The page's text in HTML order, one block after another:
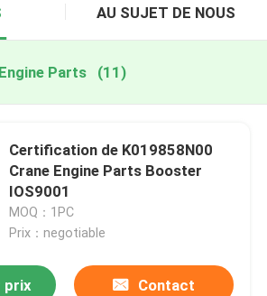
AU SUJET DE NOUS
Parts (11)
Certification de K019858N00
Crane Engine Parts Booster
IOS9001
MOQ：1PC
Prix：negotiable
prix Contact